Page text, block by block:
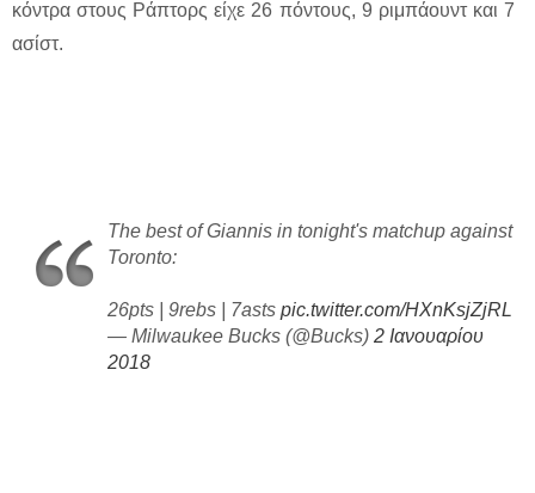
κόντρα στους Ράπτορς είχε 26 πόντους, 9 ριμπάουντ και 7
ασίστ.
The best of Giannis in tonight's matchup against
Toronto:
26pts | 9rebs | 7asts pic.twitter.com/HXnKsjZjRL
— Milwaukee Bucks (@Bucks) 2 Ιανουαρίου
2018